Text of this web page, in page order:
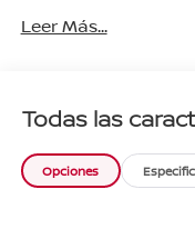
Leer Más...
Todas las
Opciones